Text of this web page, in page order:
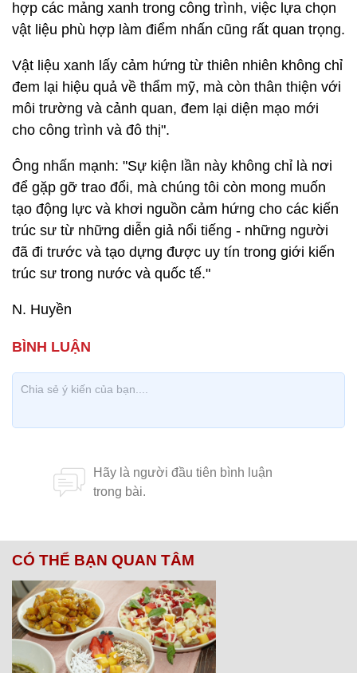
hợp các mảng xanh trong công trình, việc lựa chọn
vật liệu phù hợp làm điểm nhấn cũng rất quan trọng.
Vật liệu xanh lấy cảm hứng từ thiên nhiên không chỉ
đem lại hiệu quả về thẩm mỹ, mà còn thân thiện với
môi trường và cảnh quan, đem lại diện mạo mới
cho công trình và đô thị".
Ông nhấn mạnh: "Sự kiện lần này không chỉ là nơi
để gặp gỡ trao đổi, mà chúng tôi còn mong muốn
tạo động lực và khơi nguồn cảm hứng cho các kiến
trúc sư từ những diễn giả nổi tiếng - những người
đã đi trước và tạo dựng được uy tín trong giới kiến
trúc sư trong nước và quốc tế."
N. Huyền
CÓ THỂ BẠN QUAN TÂM